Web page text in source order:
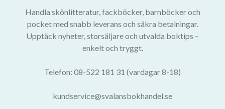
Handla skönlitteratur, fackböcker, barnböcker och
pocket med snabb leverans och säkra betalningar.
Upptäck nyheter, storsäljare och utvalda boktips –
enkelt och tryggt.
Telefon: 08-522 181 31 (vardagar 8-18)
kundservice@svalansbokhandel.se